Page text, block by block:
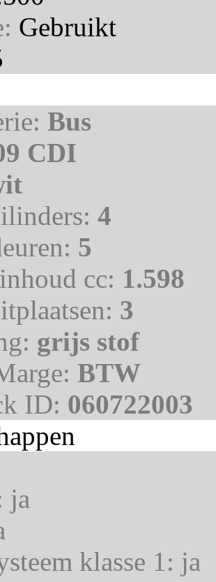
Gebruikt
Bus
CDI
4
5
cc: 1.598
3
grijs stof
BTW
ID: 060722003
ja
klasse 1: ja